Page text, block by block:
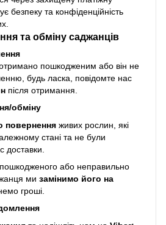
безпеку та конфіденційність
та обміну саджанців
пошкодженим або він не
будь ласка, повідомте нас
після отримання.
обміну
повернення живих рослин, які
стані та не були
доставки.
або неправильно
ми замінимо його на
гроші.